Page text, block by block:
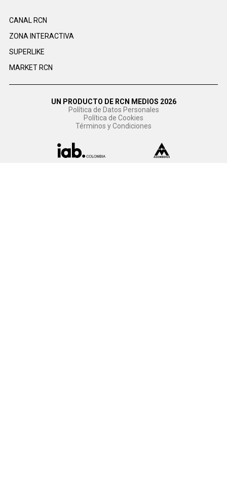
CANAL RCN
ZONA INTERACTIVA
SUPERLIKE
MARKET RCN
UN PRODUCTO DE RCN MEDIOS 2026
Política de Datos Personales
Política de Cookies
Términos y Condiciones